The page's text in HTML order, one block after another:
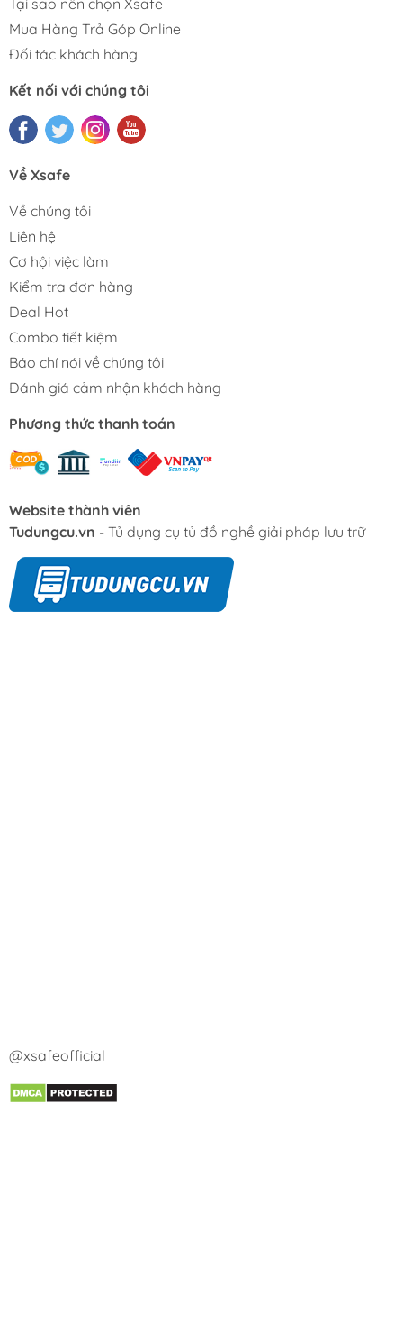
Tại sao nên chọn Xsafe
Mua Hàng Trả Góp Online
Đối tác khách hàng
Kết nối với chúng tôi
Về Xsafe
Về chúng tôi
Liên hệ
Cơ hội việc làm
Kiểm tra đơn hàng
Deal Hot
Combo tiết kiệm
Báo chí nói về chúng tôi
Đánh giá cảm nhận khách hàng
Phương thức thanh toán
Website thành viên
Tudungcu.vn - Tủ dụng cụ tủ đồ nghề giải pháp lưu trữ
@xsafeofficial